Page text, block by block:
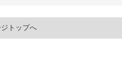
トップへ